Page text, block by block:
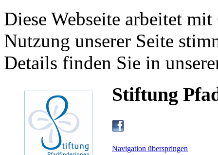
Diese Webseite arbeitet
Nutzung unserer Seite
Details finden Sie in
Stiftung
Navigation überspringen